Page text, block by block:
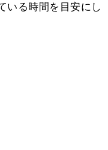
いる時間を目安にし